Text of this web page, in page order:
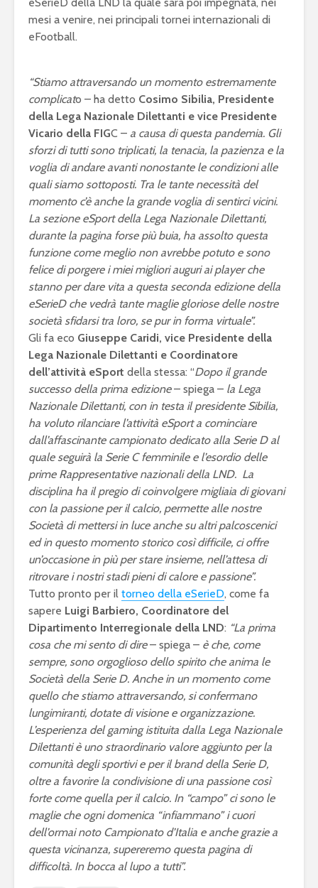
mesi a venire, nei principali tornei internazionali di
eFootball.
“Stiamo attraversando un momento estremamente
complicato – ha detto Cosimo Sibilia, Presidente
della Lega Nazionale Dilettanti e vice Presidente
Vicario della FIGC – a causa di questa pandemia. Gli
sforzi di tutti sono triplicati, la tenacia, la pazienza e la
voglia di andare avanti nonostante le condizioni alle
quali siamo sottoposti. Tra le tante necessità del
momento c’è anche la grande voglia di sentirci vicini.
La sezione eSport della Lega Nazionale Dilettanti,
durante la pagina forse più buia, ha assolto questa
funzione come meglio non avrebbe potuto e sono
felice di porgere i miei migliori auguri ai player che
stanno per dare vita a questa seconda edizione della
eSerieD che vedrà tante maglie gloriose delle nostre
società sfidarsi tra loro, se pur in forma virtuale”.
Gli fa eco Giuseppe Caridi, vice Presidente della
Lega Nazionale Dilettanti e Coordinatore
dell’attività eSport della stessa: “Dopo il grande
successo della prima edizione– spiega – la Lega
Nazionale Dilettanti, con in testa il presidente Sibilia,
ha voluto rilanciare l’attività eSport a cominciare
dall’affascinante campionato dedicato alla Serie D al
quale seguirà la Serie C femminile e l’esordio delle
prime Rappresentative nazionali della LND. La
disciplina ha il pregio di coinvolgere migliaia di giovani
con la passione per il calcio, permette alle nostre
Società di mettersi in luce anche su altri palcoscenici
ed in questo momento storico così difficile, ci offre
un’occasione in più per stare insieme, nell’attesa di
ritrovare i nostri stadi pieni di calore e passione”.
Tutto pronto per il torneo della eSerieD, come fa
sapere Luigi Barbiero, Coordinatore del
Dipartimento Interregionale della LND: “La prima
cosa che mi sento di dire– spiega – è che, come
sempre, sono orgoglioso dello spirito che anima le
Società della Serie D. Anche in un momento come
quello che stiamo attraversando, si confermano
lungimiranti, dotate di visione e organizzazione.
L’esperienza del gaming istituita dalla Lega Nazionale
Dilettanti è uno straordinario valore aggiunto per la
comunità degli sportivi e per il brand della Serie D,
oltre a favorire la condivisione di una passione così
forte come quella per il calcio. In “campo” ci sono le
maglie che ogni domenica “infiammano” i cuori
dell’ormai noto Campionato d’Italia e anche grazie a
questa vicinanza, supereremo questa pagina di
difficoltà. In bocca al lupo a tutti”.
eFootball è il gioco
perfetto: Cross-
Platform, Cross-
Gen, Free-to-play.
L’Atalanta eSports
schiera la sua
squadra per la
eSerie A
eFootball 2024: a
metà settembre la
v4.0.0, ma non sarà
eFootball 2025
del 7
2023 sarà